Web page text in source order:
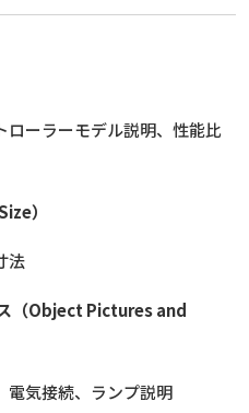
ローラーモデル説明、性能比
）
法
（Object Pictures and
電気接続、ランプ説明